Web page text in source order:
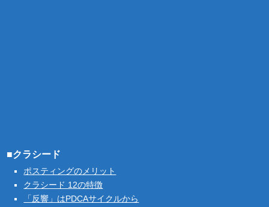
■クラシード
ポスティングのメリット
クラシード 12の特徴
「反響」はPDCAサイクルから